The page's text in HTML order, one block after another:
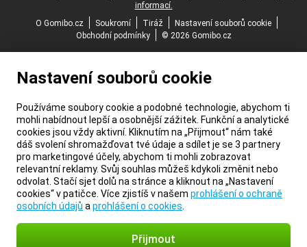
informací.
O Gomibo.cz
Soukromí Tiráž
Nastavení souborů cookie
Obchodní podmínky
© 2026 Gomibo.cz
Nastavení souborů cookie
Používáme soubory cookie a podobné technologie, abychom ti
mohli nabídnout lepší a osobnější zážitek. Funkční a analytické
cookies jsou vždy aktivní. Kliknutím na „Přijmout“ nám také
dáš svolení shromažďovat tvé údaje a sdílet je se 3 partnery
pro marketingové účely, abychom ti mohli zobrazovat
relevantní reklamy. Svůj souhlas můžeš kdykoli změnit nebo
odvolat. Stačí sjet dolů na stránce a kliknout na „Nastavení
cookies“ v patičce. Více zjistíš v našem prohlášení o ochraně
osobních údajů a prohlášení o cookies
Přijmout